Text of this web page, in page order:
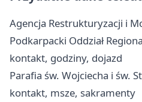
Agencja Restrukturyzacji i
Podkarpacki Oddział
kontakt, godziny, dojazd
Parafia św. Wojciecha i św.
kontakt, msze, sakramenty